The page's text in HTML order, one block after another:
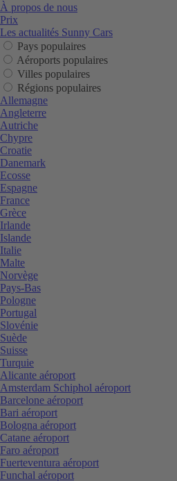
À propos de nous
Prix
Les actualités Sunny Cars
Pays populaires
Aéroports populaires
Villes populaires
Régions populaires
Allemagne
Angleterre
Autriche
Chypre
Croatie
Danemark
Ecosse
Espagne
France
Grèce
Irlande
Islande
Italie
Malte
Norvège
Pays-Bas
Pologne
Portugal
Slovénie
Suède
Suisse
Turquie
Alicante aéroport
Amsterdam Schiphol aéroport
Barcelone aéroport
Bari aéroport
Bologna aéroport
Catane aéroport
Faro aéroport
Fuerteventura aéroport
Funchal aéroport